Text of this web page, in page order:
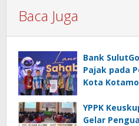
Baca Juga
Bank
Pajak pada
Kota
YPPK
Gelar